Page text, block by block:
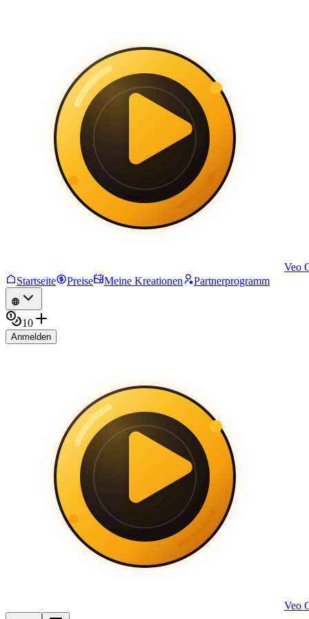
Veo
Startseite
Preise Meine Kreationen Partnerprogramm
10
Anmelden
Veo